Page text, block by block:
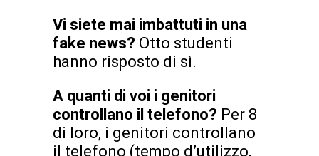
Vi siete mai imbattuti in una
fake news? Otto studenti
hanno risposto di sì.
A quanti di voi i genitori
controllano il telefono? Per 8
di loro, i genitori controllano
il telefono (tempo d’utilizzo,